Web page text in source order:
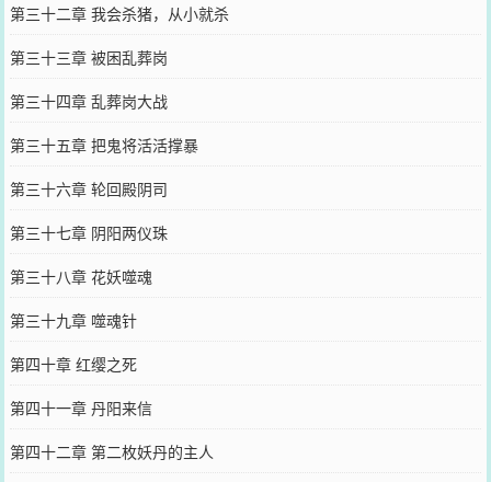
第三十二章 我会杀猪，从小就杀
第三十三章 被困乱葬岗
第三十四章 乱葬岗大战
第三十五章 把鬼将活活撑暴
第三十六章 轮回殿阴司
第三十七章 阴阳两仪珠
第三十八章 花妖噬魂
第三十九章 噬魂针
第四十章 红缨之死
第四十一章 丹阳来信
第四十二章 第二枚妖丹的主人